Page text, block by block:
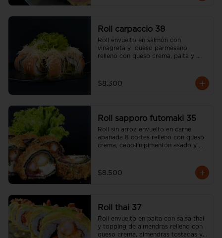
Roll carpaccio 38
Roll envuelto en salmón con
vinagreta y  queso parmesano
relleno con queso crema, palta y
$8.300
Roll sapporo futomaki 35
Roll sin arroz envuelto en carne
apanada 8 cortes relleno con queso
crema, cebollín,pimentón asado y
$8.500
Roll thai 37
Roll envuelto en palta con salsa thai
y topping de almendras relleno con
queso crema, almendras tostadas y